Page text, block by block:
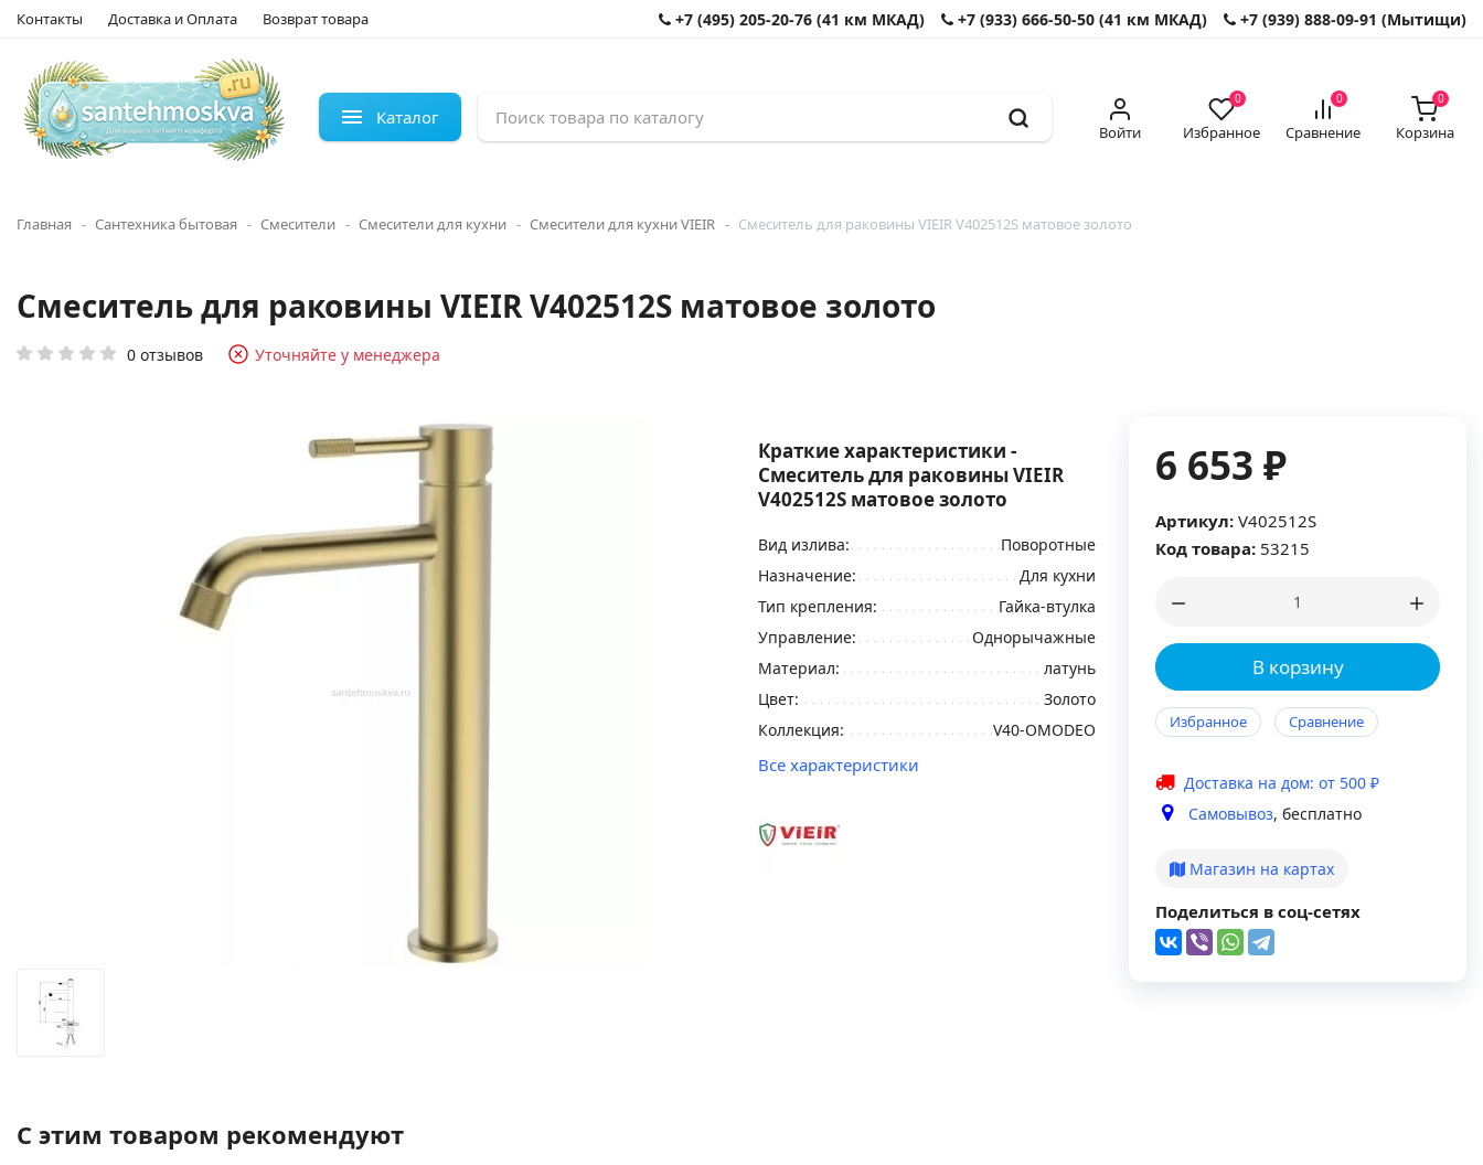
Контакты Доставка и Оплата Возврат товара +7 (495) 205-20-76 (41 км МКАД) +7 (933) 666-50-50 (41 км МКАД) +7 (939) 888-09-91 (Мытищи)
Каталог
Войти
0
Избранное
0
Сравнение
0
Корзина
Главная Сантехника бытовая Смесители Смесители для кухни Смесители для кухни VIEIR Смеситель для раковины VIEIR V402512S матовое золото
Смеситель для раковины VIEIR V402512S матовое золото
0 отзывов Уточняйте у менеджера
6 653 ₽
Артикул: V402512S
Код товара: 53215
В корзину
Избранное Сравнение
Доставка на дом: от 500 ₽
Самовывоз, бесплатно
Магазин на картах
Поделиться в соц-сетях
Краткие характеристики -
Смеситель для раковины VIEIR
V402512S матовое золото
Вид излива:
Поворотные
Назначение:
Для кухни
Тип крепления:
Гайка-втулка
Управление:
Однорычажные
Материал:
латунь
Цвет:
Золото
Коллекция:
V40-OMODEO
Все характеристики
С этим товаром рекомендуют